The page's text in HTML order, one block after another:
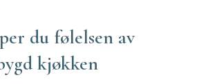
du følelsen av
kjøkken